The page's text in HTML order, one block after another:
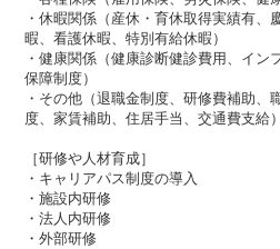
・休暇関係（産休・育休取得実績有、
暇、看護休暇、特別有給休暇）
・健康関係（健康診断健診費用、イン
保障制度）
・その他（退職金制度、研修費補助、
度、家賃補助、住居手当、交通費支給）
［研修や人材育成］
・キャリアパス制度の導入
・施設内研修
・法人内研修
・外部研修